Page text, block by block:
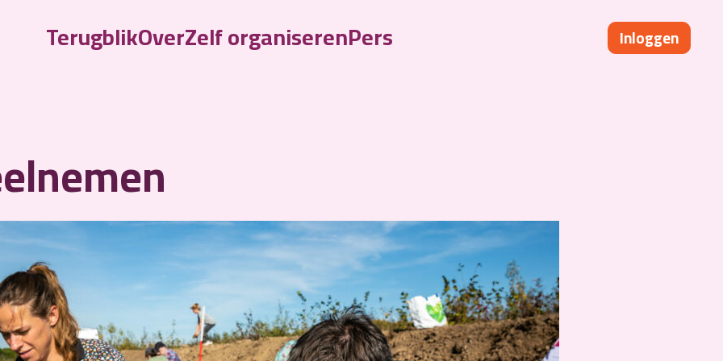
TerugblikOverZelf organiserenPers Inloggen